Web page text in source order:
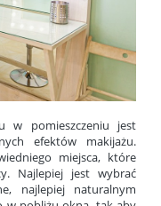
w pomieszczeniu jest
efektów makijażu.
miejsca, które
Najlepiej jest wybrać
najlepiej naturalnym